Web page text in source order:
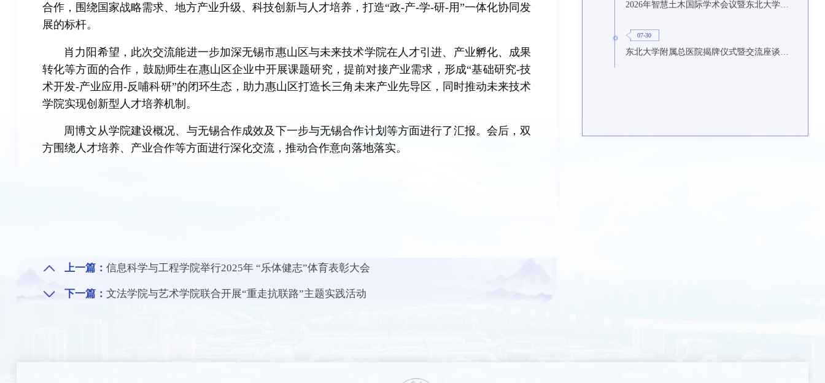
合作，围绕国家战略需求、地方产业升级、科技创新与人才培养，打造“政-产-学-研-用”一体化协同发
展的标杆。
肖力阳希望，此次交流能进一步加深无锡市惠山区与未来技术学院在人才引进、产业孵化、成果
转化等方面的合作，鼓励师生在惠山区企业中开展课题研究，提前对接产业需求，形成“基础研究-技
术开发-产业应用-反哺科研”的闭环生态，助力惠山区打造长三角未来产业先导区，同时推动未来技术
学院实现创新型人才培养机制。
周博文从学院建设概况、与无锡合作成效及下一步与无锡合作计划等方面进行了汇报。会后，双
方围绕人才培养、产业合作等方面进行深化交流，推动合作意向落地落实。
上一篇： 信息科学与工程学院举行2025年 “乐体健志”体育表彰大会
下一篇： 文法学院与艺术学院联合开展“重走抗联路”主题实践活动
07-30
东北大学附属总医院揭牌仪式暨交流座谈会举行